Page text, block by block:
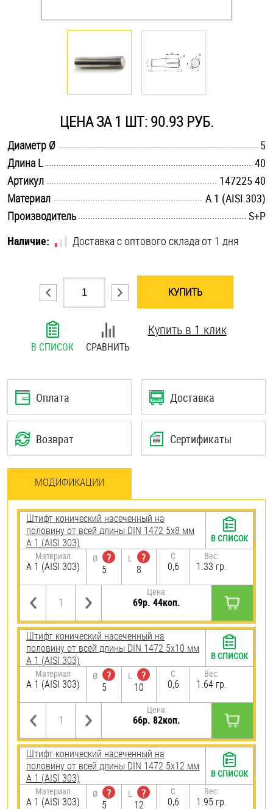
Оснастка и аксессуары для яхт
Стопорные кольца
Такелаж
Хомуты
Шайбы
Шпильки
Шплинты
Штифты и пальцы
ЦЕНА ЗА 1 ШТ: 90.93 РУБ.
Диаметр Ø
5
Длина L
40
Артикул
147225 40
Материал
А 1 (AISI 303)
Производитель
S+P
Наличие:
Доставка с оптового склада от 1 дня
КУПИТЬ
В СПИСОК СРАВНИТЬ
Купить в 1 клик
Оплата Доставка
Возврат Сертификаты
МОДИФИКАЦИИ
Штифт конический насеченный на
половину от всей длины DIN 1472 5х8 мм
А 1 (AISI 303)
Материал
А 1 (AISI 303)
Ø
?
5
L
?
8
C
0,6
Вес:
1.33 гр.
Цена:
69р. 44коп.
В СПИСОК
Штифт конический насеченный на
половину от всей длины DIN 1472 5х10 мм
А 1 (AISI 303)
Материал
А 1 (AISI 303)
Ø
?
5
L
?
10
C
0,6
Вес:
1.64 гр.
Цена:
66р. 82коп.
В СПИСОК
Штифт конический насеченный на
половину от всей длины DIN 1472 5х12 мм
А 1 (AISI 303)
Материал
А 1 (AISI 303)
Ø
?
5
L
?
12
C
0,6
Вес:
1.95 гр.
В СПИСОК